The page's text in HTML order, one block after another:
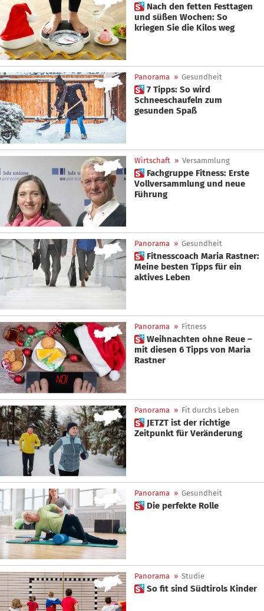
 Nach den fetten Festtagen
und süßen Wochen: So
kriegen Sie die Kilos weg
Panorama » Gesundheit
 7 Tipps: So wird
Schneeschaufeln zum
gesunden Spaß
Wirtschaft » Versammlung
 Fachgruppe Fitness: Erste
Vollversammlung und neue
Führung
Panorama » Gesundheit
 Fitnesscoach Maria Rastner:
Meine besten Tipps für ein
aktives Leben
Panorama » Fitness
 Weihnachten ohne Reue –
mit diesen 6 Tipps von Maria
Rastner
Panorama » Fit durchs Leben
 JETZT ist der richtige
Zeitpunkt für Veränderung
Panorama » Gesundheit
 Die perfekte Rolle
Panorama » Studie
 So fit sind Südtirols Kinder